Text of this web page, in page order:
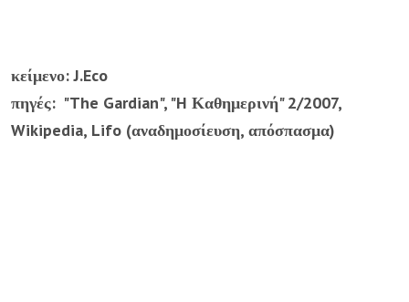
κείμενο: J.Eco
πηγές: "The Gardian", "H Καθημερινή" 2/2007,
Wikipedia, Lifo (αναδημοσίευση, απόσπασμα)